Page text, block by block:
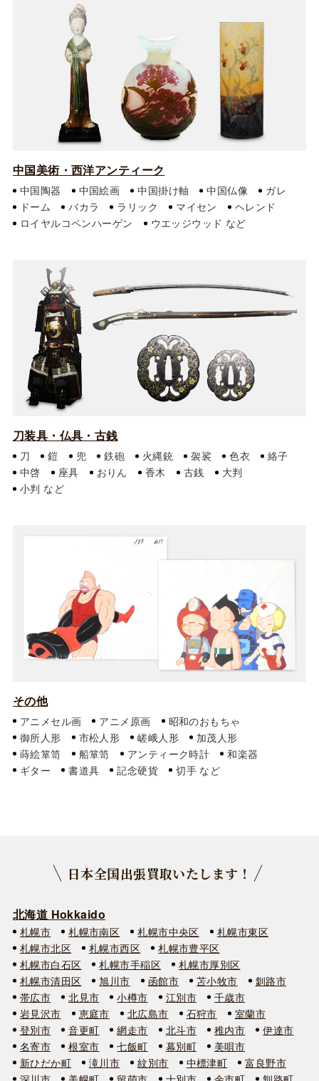
中国美術・西洋アンティーク
中国陶器 中国絵画 中国掛け軸 中国仏像
ガレ
ドーム
バカラ ラリック マイセン
ヘレンド
ロイヤルコペンハーゲン
ウエッジウッド
刀装具・仏具・古銭
刀 鎧 兜 鉄砲 火縄銃 袈裟 色衣
絡子
中啓
座具 おりん 香木 古銭
大判
小判
その他
アニメセル画 アニメ原画
昭和のおもちゃ
御所人形
市松人形 嵯峨人形
加茂人形
蒔絵箪笥
船箪笥 アンティーク時計
和楽器
ギター
書道具 記念硬貨 切手
日本全国出張買取いたします！
北海道 Hokkaido
札幌市 札幌市南区 札幌市中央区
札幌市東区
札幌市北区
札幌市西区
札幌市豊平区
札幌市白石区
札幌市手稲区
札幌市厚別区
札幌市清田区
旭川市 函館市 苫小牧市
釧路市
帯広市
北見市 小樽市 江別市
千歳市
岩見沢市
恵庭市 北広島市 石狩市
室蘭市
登別市
音更町 網走市 北斗市 稚内市
伊達市
名寄市
根室市 七飯町 幕別町
美唄市
新ひだか町
滝川市 紋別市 中標津町
富良野市